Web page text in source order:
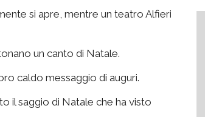
si apre, mentre un teatro Alfieri
un canto di Natale.
caldo messaggio di auguri.
il saggio di Natale che ha visto